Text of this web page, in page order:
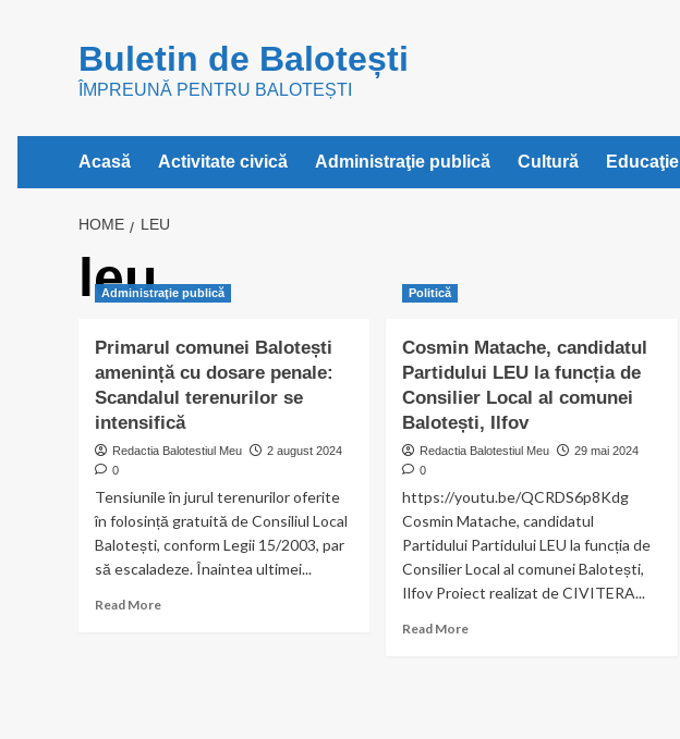
Buletin de Balotești
ÎMPREUNĂ PENTRU BALOTEȘTI
Acasă Activitate civică Administraţie publică Cultură Educaţie
HOME LEU
leu
Administraţie publică
Primarul comunei Balotești
amenință cu dosare penale:
Scandalul terenurilor se
intensifică
Redactia Balotestiul Meu
2 august 2024
0
Tensiunile în jurul terenurilor oferite
în folosință gratuită de Consiliul Local
Balotești, conform Legii 15/2003, par
să escaladeze. Înaintea ultimei...
Read MoreRead
Politică
Cosmin Matache, candidatul
Partidului LEU la funcția de
Consilier Local al comunei
Balotești, Ilfov
Redactia Balotestiul Meu
29 mai 2024
0
https://youtu.be/QCRDS6p8Kdg
Cosmin Matache, candidatul
Partidului Partidului LEU la funcția de
Consilier Local al comunei Balotești,
Ilfov Proiect realizat de CIVITERA...
Read MoreRead